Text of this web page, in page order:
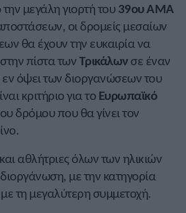
μεγάλη γιορτή του 39ου ΑΜΑ
οι δρομείς μεσαίων
θα έχουν την ευκαιρία να
πίστα τωνΤρικάλωνσε έναν
όψει των διοργανώσεων του
κριτήριο για το Ευρωπαϊκό
δρόμου που θα γίνει τον
αθλήτριες όλων των ηλικιών
με την κατηγορία
τη μεγαλύτερη συμμετοχή.